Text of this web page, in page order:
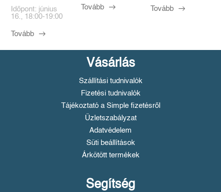
Időpont: június
16., 18:00-19:00
Tovább
Tovább Tovább
Vásárlás
Szállítási tudnivalók
Fizetési tudnivalók
Tájékoztató a Simple fizetésről
Üzletszabályzat
Adatvédelem
Süti beállítások
Árkötött termékek
Segítség